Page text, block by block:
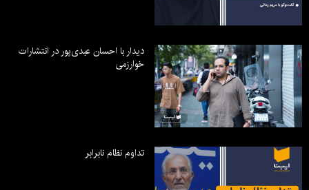
دیدار با احسان عبدی‌پور در انتشارات
خوارزمی
تداوم نظام نابرابر